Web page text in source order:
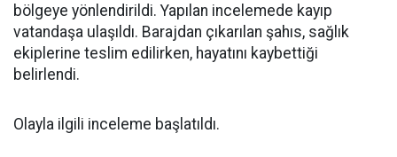
bölgeye yönlendirildi. Yapılan incelemede kayıp
vatandaşa ulaşıldı. Barajdan çıkarılan şahıs, sağlık
ekiplerine teslim edilirken, hayatını kaybettiği
belirlendi.
Olayla ilgili inceleme başlatıldı.